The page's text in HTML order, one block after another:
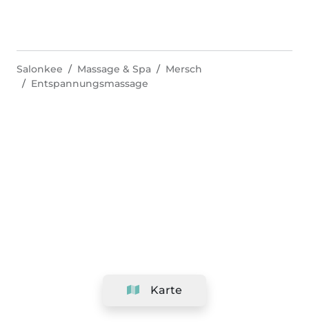
Karte
Salonkee Massage & Spa
Mersch
Entspannungsmassage